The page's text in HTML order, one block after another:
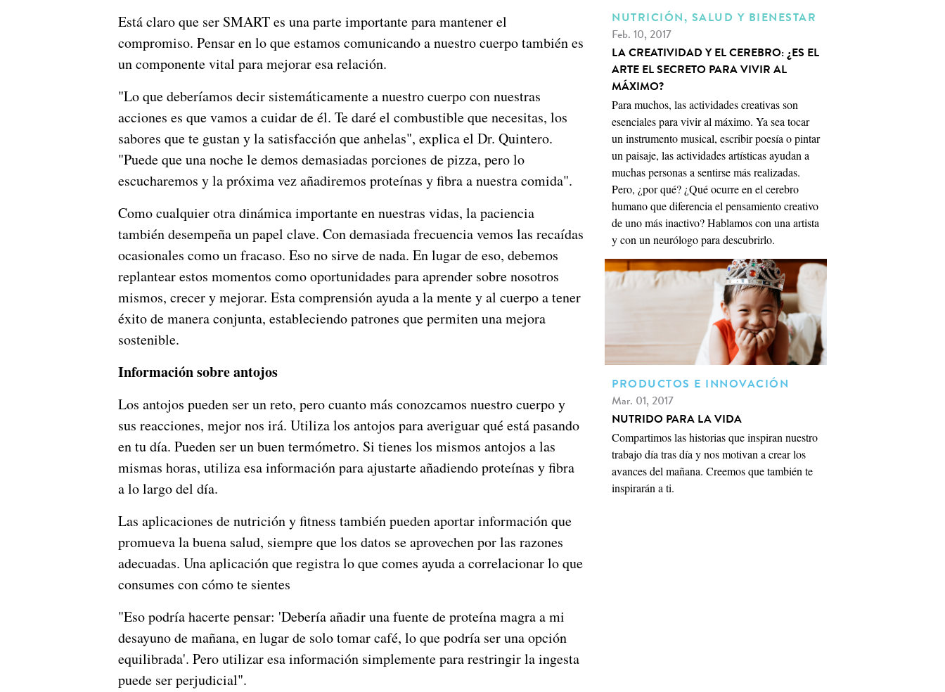
Está claro que ser SMART es una parte importante para mantener el
compromiso. Pensar en lo que estamos comunicando a nuestro cuerpo también es
un componente vital para mejorar esa relación.
"Lo que deberíamos decir sistemáticamente a nuestro cuerpo con nuestras
acciones es que vamos a cuidar de él. Te daré el combustible que necesitas, los
sabores que te gustan y la satisfacción que anhelas", explica el Dr. Quintero.
"Puede que una noche le demos demasiadas porciones de pizza, pero lo
escucharemos y la próxima vez añadiremos proteínas y fibra a nuestra comida".
Como cualquier otra dinámica importante en nuestras vidas, la paciencia
también desempeña un papel clave. Con demasiada frecuencia vemos las recaídas
ocasionales como un fracaso. Eso no sirve de nada. En lugar de eso, debemos
replantear estos momentos como oportunidades para aprender sobre nosotros
mismos, crecer y mejorar. Esta comprensión ayuda a la mente y al cuerpo a tener
éxito de manera conjunta, estableciendo patrones que permiten una mejora
sostenible.
Información sobre antojos
Los antojos pueden ser un reto, pero cuanto más conozcamos nuestro cuerpo y
sus reacciones, mejor nos irá. Utiliza los antojos para averiguar qué está pasando
en tu día. Pueden ser un buen termómetro. Si tienes los mismos antojos a las
mismas horas, utiliza esa información para ajustarte añadiendo proteínas y fibra
a lo largo del día.
Las aplicaciones de nutrición y fitness también pueden aportar información que
promueva la buena salud, siempre que los datos se aprovechen por las razones
adecuadas. Una aplicación que registra lo que comes ayuda a correlacionar lo que
consumes con cómo te sientes
"Eso podría hacerte pensar: 'Debería añadir una fuente de proteína magra a mi
desayuno de mañana, en lugar de solo tomar café, lo que podría ser una opción
equilibrada'. Pero utilizar esa información simplemente para restringir la ingesta
puede ser perjudicial".
NUTRICIÓN, SALUD Y BIENESTAR
Feb. 10, 2017
LA CREATIVIDAD Y EL CEREBRO: ¿ES EL
ARTE EL SECRETO PARA VIVIR AL
MÁXIMO?
Para muchos, las actividades creativas son
esenciales para vivir al máximo. Ya sea tocar
un instrumento musical, escribir poesía o pintar
un paisaje, las actividades artísticas ayudan a
muchas personas a sentirse más realizadas.
Pero, ¿por qué? ¿Qué ocurre en el cerebro
humano que diferencia el pensamiento creativo
de uno más inactivo? Hablamos con una artista
y con un neurólogo para descubrirlo.
PRODUCTOS E INNOVACIÓN
Mar. 01, 2017
NUTRIDO PARA LA VIDA
Compartimos las historias que inspiran nuestro
trabajo día tras día y nos motivan a crear los
avances del mañana. Creemos que también te
inspirarán a ti.